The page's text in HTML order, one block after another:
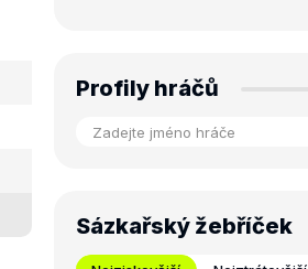
Profily hráčů
Sázkařský žebříček